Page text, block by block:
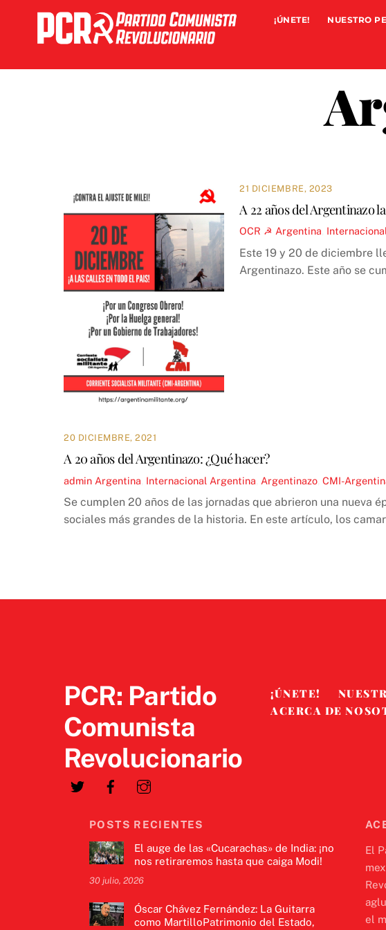
content
¡ÚNETE! NUESTRO
21 DICIEMBRE, 2023
A 22 años del Argentinazo
OCR ☭ Argentina
Este 19 y 20 de diciembre
Argentinazo. Este año se
20 DICIEMBRE, 2021
A 20 años del Argentinazo: ¿Qué hacer?
admin Argentina Internacional Argentina Argentinazo CMI-
Se cumplen 20 años de las jornadas que abrieron una nueva
sociales más grandes de la historia. En este artículo, los
PCR: Partido
Comunista
Revolucionario
¡ÚNETE!
ACERCA DE
POSTS RECIENTES
El auge de las «Cucarachas» de India: ¡no
nos retiraremos hasta que caiga Modi!
30 julio, 2026
Óscar Chávez Fernández: La Guitarra
como MartilloPatrimonio del Estado,
El
el